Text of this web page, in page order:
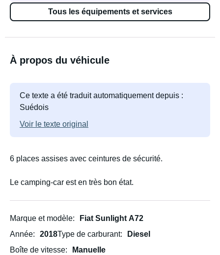
Tous les équipements et services
À propos du véhicule
Ce texte a été traduit automatiquement depuis :
Suédois
Voir le texte original
6 places assises avec ceintures de sécurité.
Le camping-car est en très bon état.
Marque et modèle
Fiat Sunlight A72
Année
2018Type de carburant
Diesel
Boîte de vitesse
Manuelle